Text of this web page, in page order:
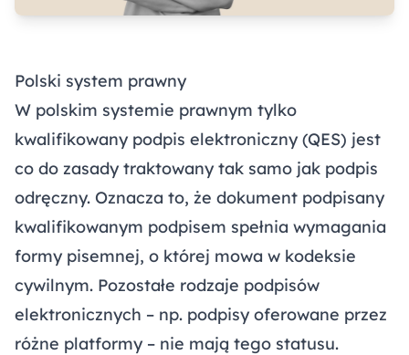
Polski system prawny
W polskim systemie prawnym tylko
kwalifikowany podpis elektroniczny (QES) jest
co do zasady traktowany tak samo jak podpis
odręczny. Oznacza to, że dokument podpisany
kwalifikowanym podpisem spełnia wymagania
formy pisemnej, o której mowa w kodeksie
cywilnym. Pozostałe rodzaje podpisów
elektronicznych – np. podpisy oferowane przez
różne platformy – nie mają tego statusu.